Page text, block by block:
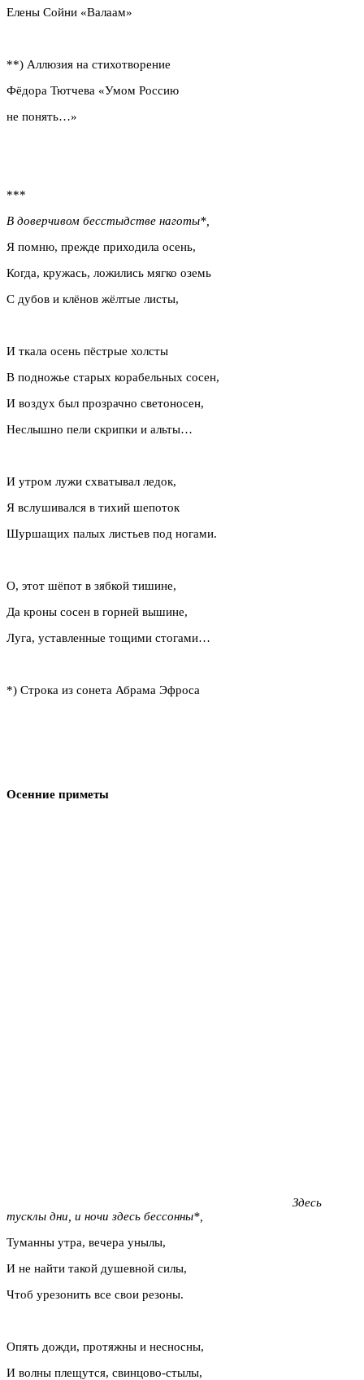
Елены Сойни «Валаам»
**) Аллюзия на стихотворение
Фёдора Тютчева «Умом Россию
не понять…»
***
В доверчивом бесстыдстве наготы*,
Я помню, прежде приходила осень,
Когда, кружась, ложились мягко оземь
С дубов и клёнов жёлтые листы,
И ткала осень пёстрые холсты
В подножье старых корабельных сосен,
И воздух был прозрачно светоносен,
Неслышно пели скрипки и альты…
И утром лужи схватывал ледок,
Я вслушивался в тихий шепоток
Шуршащих палых листьев под ногами.
О, этот шёпот в зябкой тишине,
Да кроны сосен в горней вышине,
Луга, уставленные тощими стогами…
*) Строка из сонета Абрама Эфроса
Осенние приметы
Здесь
тусклы дни, и ночи здесь бессонны*,
Туманны утра, вечера унылы,
И не найти такой душевной силы,
Чтоб урезонить все свои резоны.
Опять дожди, протяжны и несносны,
И волны плещутся, свинцово-стылы,